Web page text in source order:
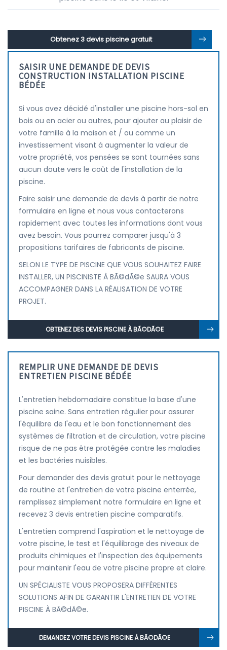
Obtenez 3 devis piscine gratuit
SAISIR UNE DEMANDE DE DEVIS
CONSTRUCTION INSTALLATION PISCINE
BÉDÉE
Si vous avez décidé d'installer une piscine hors-sol en
bois ou en acier ou autres, pour ajouter au plaisir de
votre famille à la maison et / ou comme un
investissement visant à augmenter la valeur de
votre propriété, vos pensées se sont tournées sans
aucun doute vers le coût de l'installation de la
piscine.
Faire saisir une demande de devis à partir de notre
formulaire en ligne et nous vous contacterons
rapidement avec toutes les informations dont vous
avez besoin. Vous pourrez comparer jusqu'à 3
propositions tarifaires de fabricants de piscine.
SELON LE TYPE DE PISCINE QUE VOUS SOUHAITEZ FAIRE
INSTALLER, UN PISCINISTE À BÃ©dÃ©e SAURA VOUS
ACCOMPAGNER DANS LA RÉALISATION DE VOTRE
PROJET.
OBTENEZ DES DEVIS PISCINE À BÃ©DÃ©E
REMPLIR UNE DEMANDE DE DEVIS
ENTRETIEN PISCINE BÉDÉE
L'entretien hebdomadaire constitue la base d'une
piscine saine. Sans entretien régulier pour assurer
l'équilibre de l'eau et le bon fonctionnement des
systèmes de filtration et de circulation, votre piscine
risque de ne pas être protégée contre les maladies
et les bactéries nuisibles.
Pour demander des devis gratuit pour le nettoyage
de routine et l'entretien de votre piscine enterrée,
remplissez simplement notre formulaire en ligne et
recevez 3 devis entretien piscine comparatifs.
L'entretien comprend l'aspiration et le nettoyage de
votre piscine, le test et l'équilibrage des niveaux de
produits chimiques et l'inspection des équipements
pour maintenir l'eau de votre piscine propre et claire.
UN SPÉCIALISTE VOUS PROPOSERA DIFFÉRENTES
SOLUTIONS AFIN DE GARANTIR L'ENTRETIEN DE VOTRE
PISCINE À BÃ©dÃ©e.
DEMANDEZ VOTRE DEVIS PISCINE À BÃ©DÃ©E